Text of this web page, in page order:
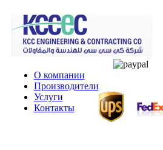
О компании
Производители
Услуги
Контакты